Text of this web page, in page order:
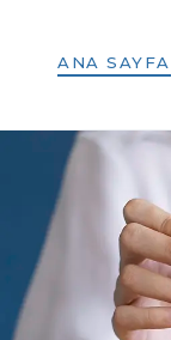
ANA SAYFA